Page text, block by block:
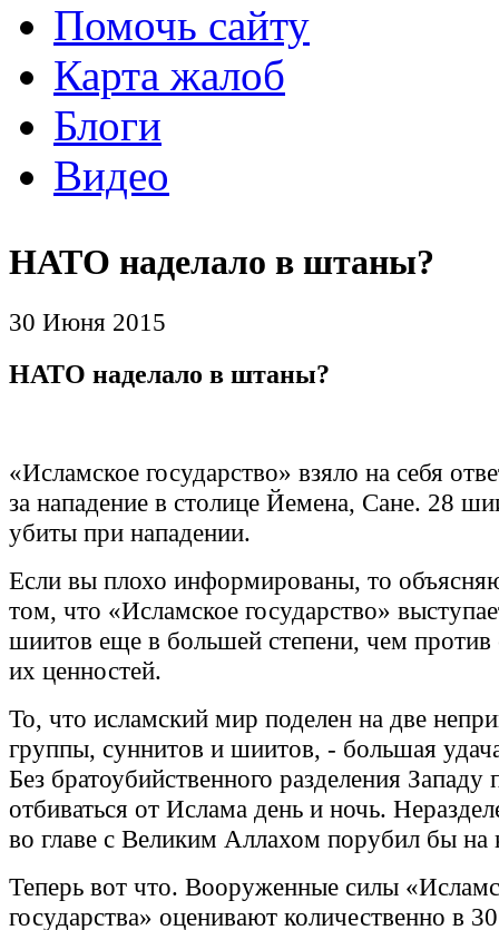
Помочь сайту
Карта жалоб
Блоги
Видео
НАТО наделало в штаны?
30 Июня 2015
НАТО наделало в штаны?
«Исламское государство» взяло на себя
за нападение в столице Йемена, Сане. 28
убиты при нападении.
Если вы плохо информированы, то
том, что «Исламское государство»
шиитов еще в большей степени, чем против
их ценностей.
То, что исламский мир поделен на две
группы, суннитов и шиитов, - большая
Без братоубийственного разделения
отбиваться от Ислама день и ночь.
во главе с Великим Аллахом порубил бы на
Теперь вот что. Вооруженные силы
государства» оценивают количественно в